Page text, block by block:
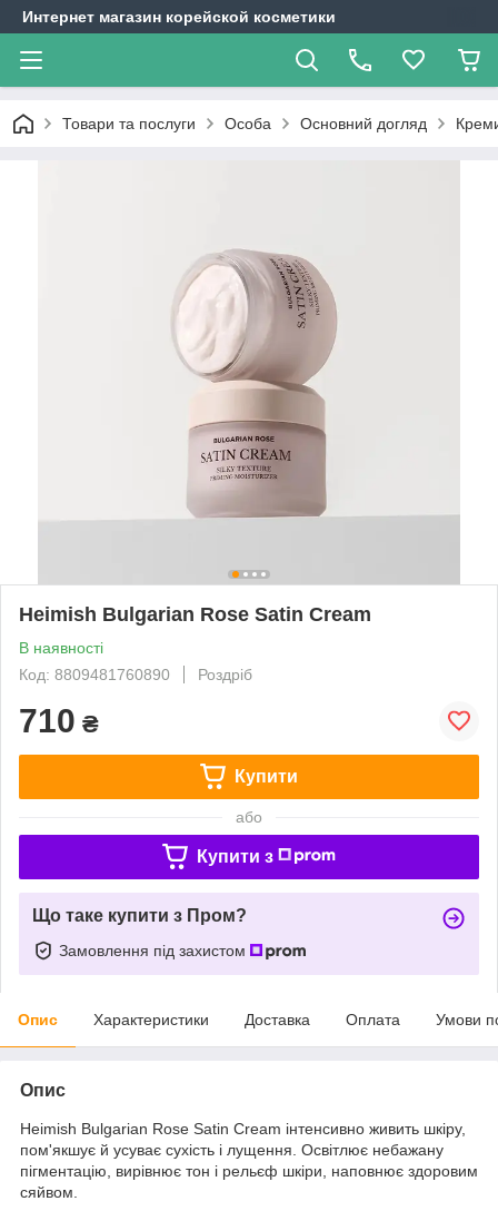
Интернет магазин корейской косметики
Товари та послуги Особа Основний догляд
Heimish Bulgarian Rose Satin Cream
В наявності
Код: 8809481760890
Роздріб
710 ₴
Купити
або
Купити з
Що таке купити з Пром?
Замовлення під захистом
Опис Характеристики Доставка Оплата Умови
Опис
Heimish Bulgarian Rose Satin Cream інтенсивно живить шкіру,
пом'якшує й усуває сухість і лущення. Освітлює небажану
пігментацію, вирівнює тон і рельєф шкіри, наповнює здоровим
сяйвом.